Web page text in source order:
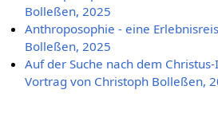
Bolleßen, 2025
Anthroposophie - eine
Bolleßen, 2025
Auf der Suche nach dem
Vortrag von Christoph Bolleßen,